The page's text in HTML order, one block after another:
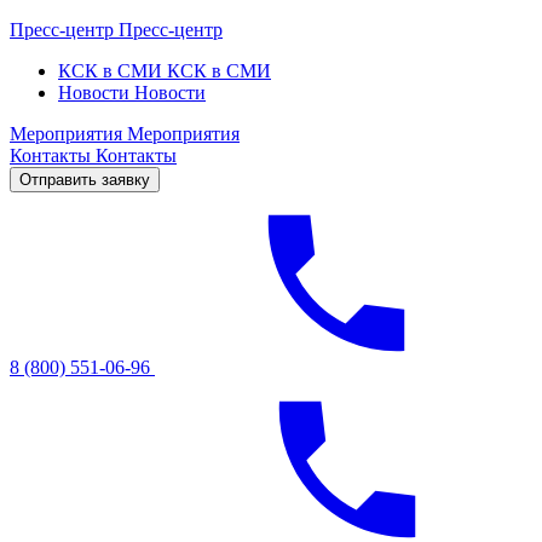
Пресс-центр Пресс-центр
КСК в СМИ КСК в СМИ
Новости Новости
Мероприятия Мероприятия
Контакты Контакты
Отправить заявку
8 (800) 551-06-96